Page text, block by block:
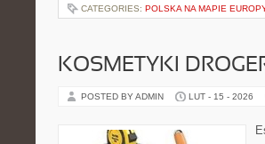
CATEGORIES: POLSKA NA MAPIE
KOSMETYKI
POSTED BY ADMIN LUT - 15 - 2026